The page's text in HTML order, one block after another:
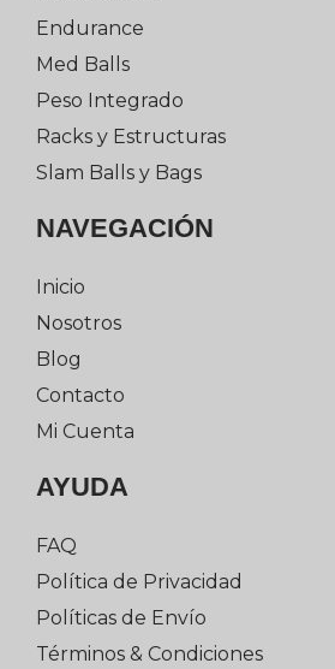
Endurance
Med Balls
Peso Integrado
Racks y Estructuras
Slam Balls y Bags
NAVEGACIÓN
Inicio
Nosotros
Blog
Contacto
Mi Cuenta
AYUDA
FAQ
Política de Privacidad
Políticas de Envío
Términos & Condiciones